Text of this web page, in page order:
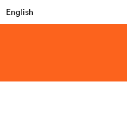
English